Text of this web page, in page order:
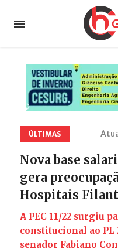
ÚLTIMAS
Nova base
gera
Hospitais
A PEC 11/22 surgiu
constitucional ao PL
senador Fabiano